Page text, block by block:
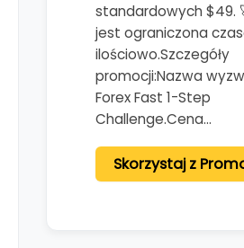
standardowych $49.
jest ograniczona
ilościowo.Szczegóły
promocji:Nazwa
Forex Fast 1-Step
Challenge.Cena…
Skorzystaj z